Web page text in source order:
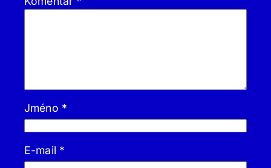
Jméno *
E-mail *